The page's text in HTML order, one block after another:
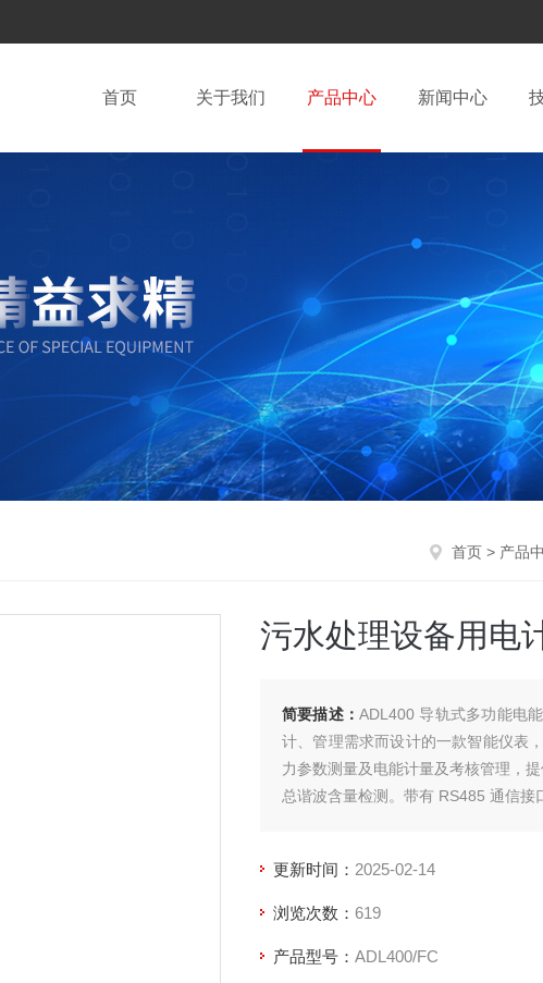
首页 关于我们 产品中心 新闻中心
首页 > 产品
污水处理设备用电
简要描述：ADL400 导轨式多功能电
计、管理需求而设计的一款智能仪表
力参数测量及电能计量及考核管理，
总谐波含量检测。带有 RS485 通信
更新时间： 2025-02-14
浏览次数： 619
产品型号： ADL400/FC